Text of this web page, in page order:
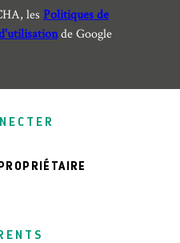
les Politiques de
de Google